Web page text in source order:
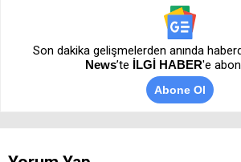
Son dakika gelişmelerden anında
News’te İLGİ HABER'e
Abone Ol